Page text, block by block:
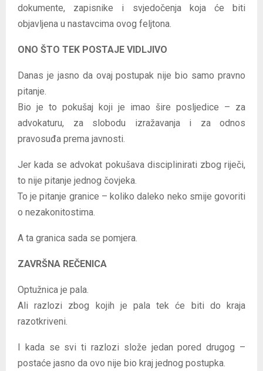
dokumente, zapisnike i svjedočenja koja će biti
objavljena u nastavcima ovog feljtona.
ONO ŠTO TEK POSTAJE VIDLJIVO
Danas je jasno da ovaj postupak nije bio samo pravno
pitanje.
Bio je to pokušaj koji je imao šire posljedice – za
advokaturu, za slobodu izražavanja i za odnos
pravosuđa prema javnosti.
Jer kada se advokat pokušava disciplinirati zbog riječi,
to nije pitanje jednog čovjeka.
To je pitanje granice – koliko daleko neko smije govoriti
o nezakonitostima.
A ta granica sada se pomjera.
ZAVRŠNA REČENICA
Optužnica je pala.
Ali razlozi zbog kojih je pala tek će biti do kraja
razotkriveni.
I kada se svi ti razlozi slože jedan pored drugog –
postaće jasno da ovo nije bio kraj jednog postupka.